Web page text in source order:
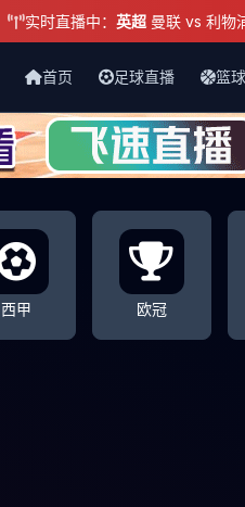
实时直播中： 英超曼联 vs 利物
首页 足球直播 篮
西甲 欧冠